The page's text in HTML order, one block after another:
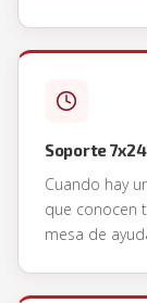
Soporte
Cuando hay
que conocen
mesa de